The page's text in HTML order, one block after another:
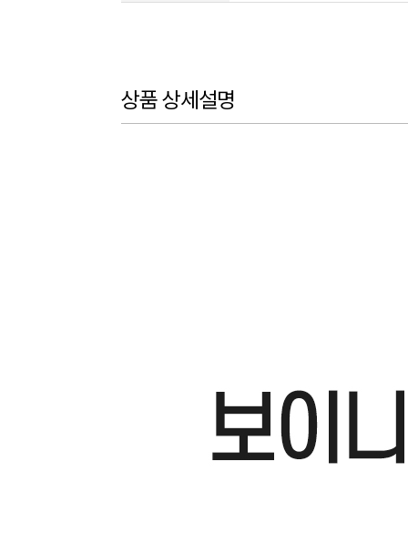
상품 상세설명